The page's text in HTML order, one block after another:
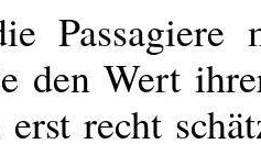
Passagiere
den Wert
erst recht